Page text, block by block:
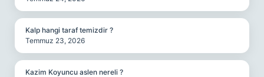
Kalp hangi taraf temizdir ?
Temmuz 23, 2026
Kazim Koyuncu aslen nereli ?